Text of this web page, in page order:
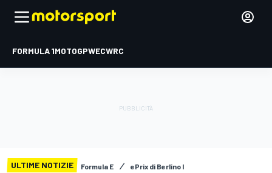
FORMULA 1MOTOGPWECWRC
ULTIME NOTIZIE Formula E ePrix di Berlino I